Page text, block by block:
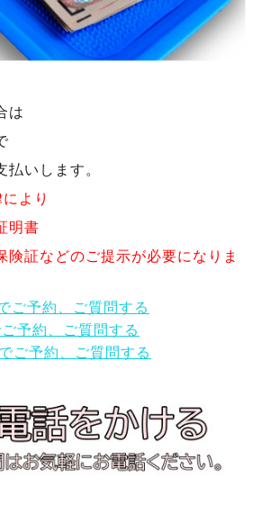
は
いします。
より
明書
険証などのご提示が必要になりま
ご予約、ご質問する
予約、ご質問する
ご予約、ご質問する